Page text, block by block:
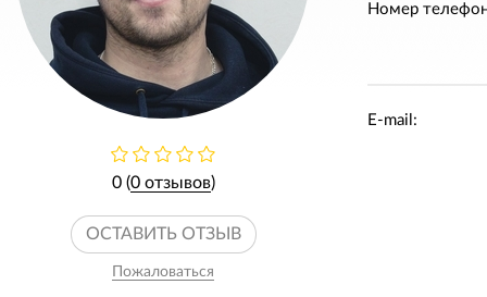
0 (0 отзывов)
ОСТАВИТЬ ОТЗЫВ
Пожаловаться
Номер
E-mail: